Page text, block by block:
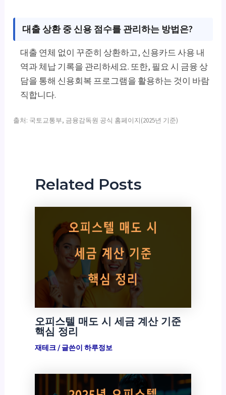
대출 상환 중 신용 점수를 관리하는 방법은?
대출 연체 없이 꾸준히 상환하고, 신용카드 사용 내
역과 체납 기록을 관리하세요. 또한, 필요 시 금융 상
담을 통해 신용회복 프로그램을 활용하는 것이 바람
직합니다.
출처: 국토교통부, 금융감독원 공식 홈페이지(2025년 기준)
Related Posts
오피스텔 매도 시 세금 계산 기준
핵심 정리
재테크/ 글쓴이 하루정보